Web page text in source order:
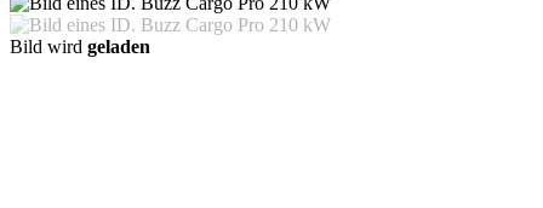
Bild wird geladen